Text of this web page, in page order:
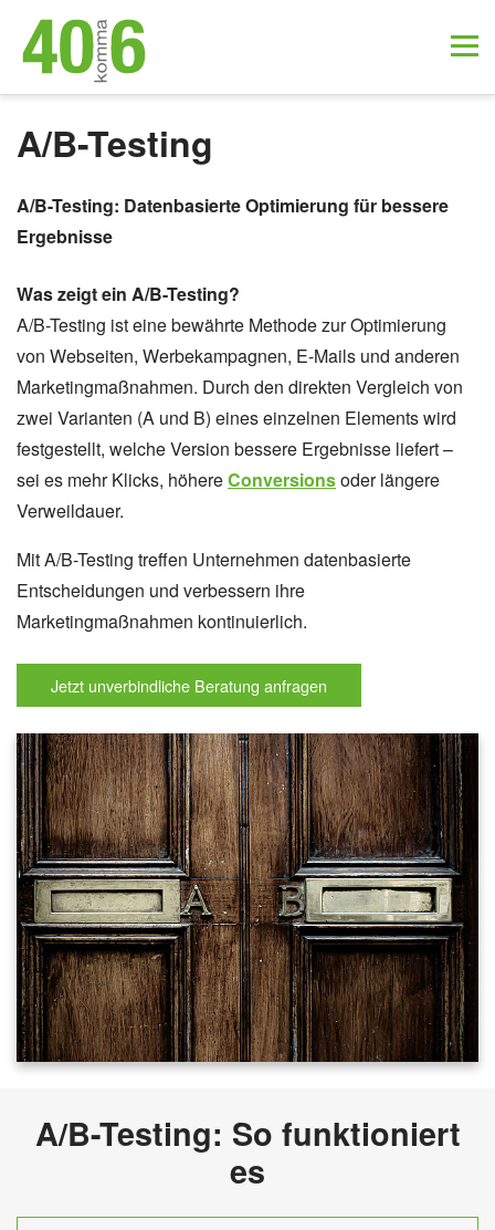
A/B-Testing
A/B-Testing: Datenbasierte Optimierung für bessere
Ergebnisse
Was zeigt ein A/B-Testing?
A/B-Testing ist eine bewährte Methode zur Optimierung
von Webseiten, Werbekampagnen, E-Mails und anderen
Marketingmaßnahmen. Durch den direkten Vergleich von
zwei Varianten (A und B) eines einzelnen Elements wird
festgestellt, welche Version bessere Ergebnisse liefert –
sei es mehr Klicks, höhereConversionsoder längere
Verweildauer.
Mit A/B-Testing treffen Unternehmen datenbasierte
Entscheidungen und verbessern ihre
Marketingmaßnahmen kontinuierlich.
Jetzt unverbindliche Beratung anfragen
A/B-Testing: So funktioniert
es